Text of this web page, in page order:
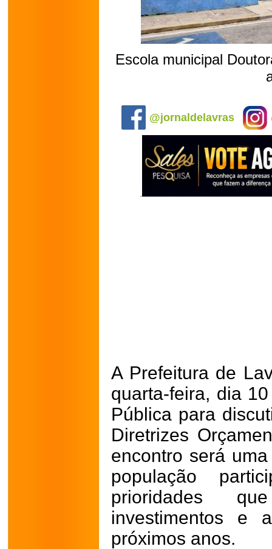
Escola municipal
@jornaldelavras
A Prefeitura de
quarta-feira, dia
Pública para
Diretrizes
encontro será
população
prioridades
investimentos e
próximos anos.